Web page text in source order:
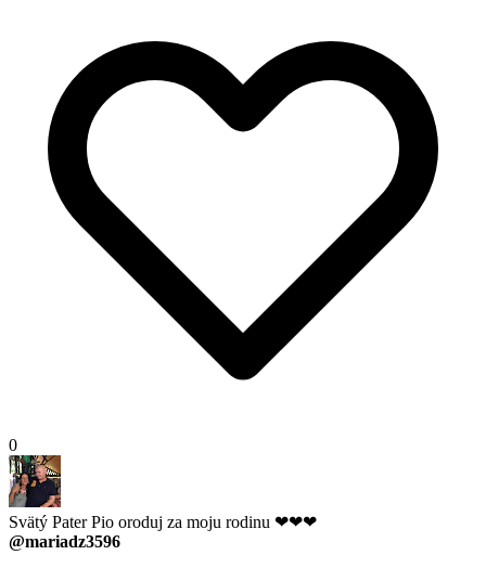
0
Svätý Pater Pio oroduj za moju rodinu ❤❤❤
@mariadz3596